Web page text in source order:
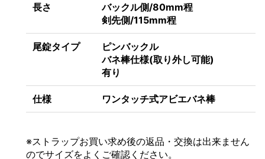
長さ
バックル側/80mm程
剣先側/115mm程
尾錠タイプ
ピンバックル
バネ棒仕様(取り外し可能)
有り
仕様 ワンタッチ式アビエバネ棒
※ストラップお買い求め後の返品・交換は出来ません
のでサイズをよくご確認ください。